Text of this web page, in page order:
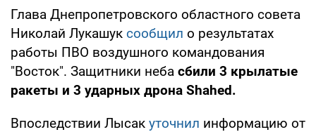
Глава Днепропетровского областного совета
Николай Лукашук сообщил о результатах
работы ПВО воздушного командования
"Восток". Защитники неба сбили 3 крылатые
ракеты и 3 ударных дрона Shahed.
Впоследствии Лысак уточнил информацию от